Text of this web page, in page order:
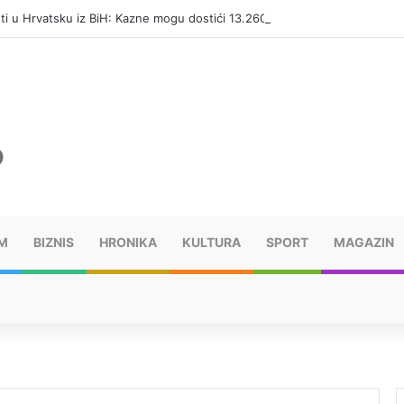
u Hrvatsku iz BiH: Kazne mogu dostići 13.260 evra
BIZNIS HRONIKA KULTURA SPORT MAGAZIN